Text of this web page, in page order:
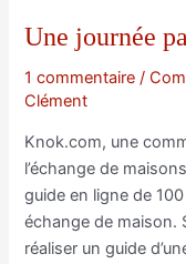
Une journée
1 commentaire /
Clément
Knok.com, une
l’échange de
guide en ligne de
échange de maison.
réaliser un guide